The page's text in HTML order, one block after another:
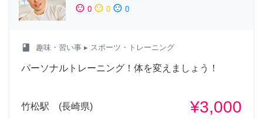
sentiment_satisfied 0 sentiment_neutral 0 sentiment_dissatisfied 0
class 趣味・習い事 ▸ スポーツ・トレーニング
パーソナルトレーニング！体を変えましょう！
竹松駅 (長崎県) ¥3,000